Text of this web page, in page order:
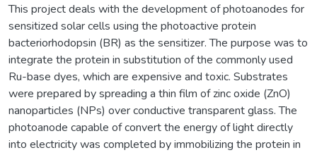
This project deals with the development of photoanodes for
sensitized solar cells using the photoactive protein
bacteriorhodopsin (BR) as the sensitizer. The purpose was to
integrate the protein in substitution of the commonly used
Ru-base dyes, which are expensive and toxic. Substrates
were prepared by spreading a thin film of zinc oxide (ZnO)
nanoparticles (NPs) over conductive transparent glass. The
photoanode capable of convert the energy of light directly
into electricity was completed by immobilizing the protein in